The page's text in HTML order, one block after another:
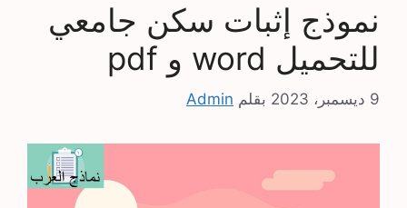
نموذج إثبات سكن جامعي
للتحميل word و pdf
9 ديسمبر، 2023 بقلم Admin